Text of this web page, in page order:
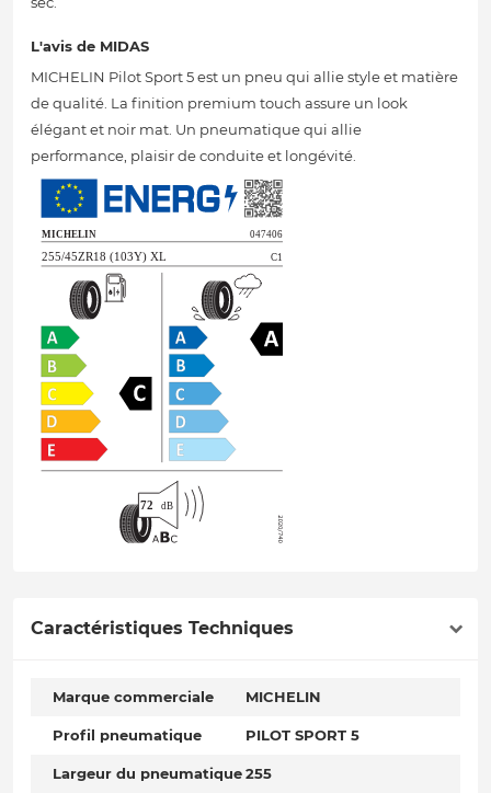
L'avis de MIDAS
MICHELIN Pilot Sport 5 est un pneu qui allie style et matière
de qualité. La finition premium touch assure un look
élégant et noir mat. Un pneumatique qui allie
performance, plaisir de conduite et longévité.
Caractéristiques Techniques
Marque commerciale MICHELIN
Profil pneumatique PILOT SPORT 5
Largeur du pneumatique255